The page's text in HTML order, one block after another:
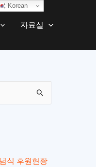
자료실
식 후원현황
Korean